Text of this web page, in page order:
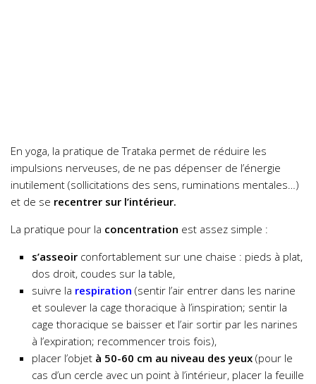
En yoga, la pratique de Trataka permet de réduire les
impulsions nerveuses, de ne pas dépenser de l’énergie
inutilement (sollicitations des sens, ruminations mentales…)
et de se recentrer sur l’intérieur.
La pratique pour la concentration est assez simple :
s’asseoir confortablement sur une chaise : pieds à plat,
dos droit, coudes sur la table,
suivre la respiration (sentir l’air entrer dans les narine
et soulever la cage thoracique à l’inspiration; sentir la
cage thoracique se baisser et l’air sortir par les narines
à l’expiration; recommencer trois fois),
placer l’objet à 50-60 cm au niveau des yeux (pour le
cas d’un cercle avec un point à l’intérieur, placer la feuille